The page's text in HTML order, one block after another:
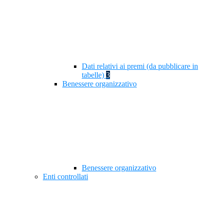
Dati relativi ai premi (da pubblicare in
tabelle) 3
Benessere organizzativo
Benessere organizzativo
Enti controllati